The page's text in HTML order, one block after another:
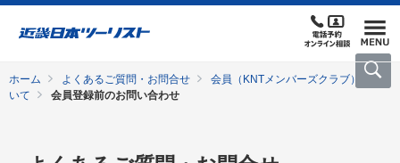
ホーム よくあるご質問・お問合せ
会員（KNTメンバーズクラブ）につ
いて
会員登録前のお問い合わせ